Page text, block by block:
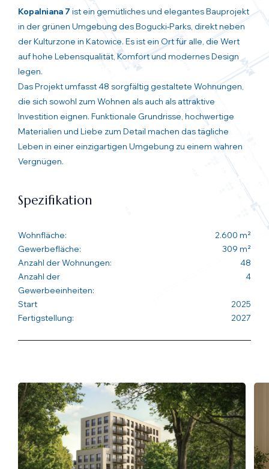
Kopalniana 7 ist ein gemütliches und elegantes Bauprojekt
in der grünen Umgebung des Bogucki-Parks, direkt neben
der Kulturzone in Katowice. Es ist ein Ort für alle, die Wert
auf hohe Lebensqualität, Komfort und modernes Design
legen.
Das Projekt umfasst 48 sorgfältig gestaltete Wohnungen,
die sich sowohl zum Wohnen als auch als attraktive
Investition eignen. Funktionale Grundrisse, hochwertige
Materialien und Liebe zum Detail machen das tägliche
Leben in einer einzigartigen Umgebung zu einem wahren
Vergnügen.
Spezifikation
Wohnfläche:
2.600 m²
Gewerbefläche:
309 m²
Anzahl der Wohnungen:
48
Anzahl der
Gewerbeeinheiten:
4
Start
2025
Fertigstellung:
2027